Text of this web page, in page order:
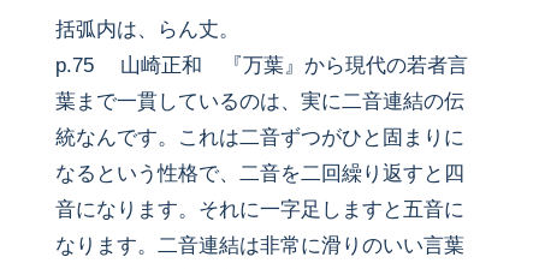
括弧内は、らん丈。
p.75 山崎正和 『万葉』から現代の若者言
葉まで一貫しているのは、実に二音連結の伝
統なんです。これは二音ずつがひと固まりに
なるという性格で、二音を二回繰り返すと四
音になります。それに一字足しますと五音に
なります。二音連結は非常に滑りのいい言葉